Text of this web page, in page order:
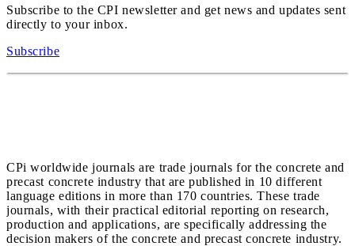
Subscribe to the CPI newsletter and get news and updates sent
directly to your inbox.
Subscribe
CPi worldwide journals are trade journals for the concrete and
precast concrete industry that are published in 10 different
language editions in more than 170 countries. These trade
journals, with their practical editorial reporting on research,
production and applications, are specifically addressing the
decision makers of the concrete and precast concrete industry.